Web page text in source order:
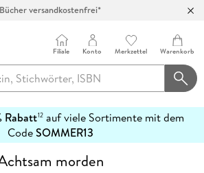
Bücher versandkostenfrei*
Abholung in über 100 Filialen
Filiale Konto Merkzettel Warenkorb
Rabatt12auf viele Sortimente mit dem
CodeSOMMER13
morden